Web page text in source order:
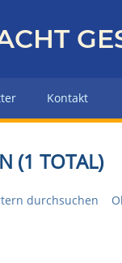
Kontakt
(1 TOTAL)
durchsuchen